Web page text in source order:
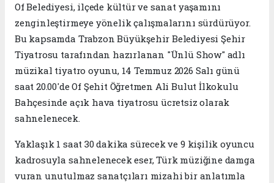
Of Belediyesi, ilçede kültür ve sanat yaşamını
zenginleştirmeye yönelik çalışmalarını sürdürüyor.
Bu kapsamda Trabzon Büyükşehir Belediyesi Şehir
Tiyatrosu tarafından hazırlanan "Ünlü Show" adlı
müzikal tiyatro oyunu, 14 Temmuz 2026 Salı günü
saat 20.00'de Of Şehit Öğretmen Ali Bulut İlkokulu
Bahçesinde açık hava tiyatrosu ücretsiz olarak
sahnelenecek.
Yaklaşık 1 saat 30 dakika sürecek ve 9 kişilik oyuncu
kadrosuyla sahnelenecek eser, Türk müziğine damga
vuran unutulmaz sanatçıları mizahi bir anlatımla